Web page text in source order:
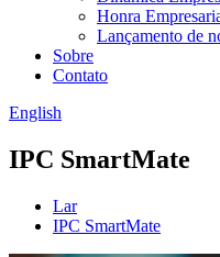
Honra
Lançamento de
Sobre
Contato
English
IPC SmartMate
Lar
IPC SmartMate